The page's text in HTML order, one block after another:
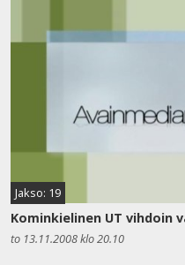
Jakso: 19
Kominkielinen UT vihdoin
to 13.11.2008 klo 20.10